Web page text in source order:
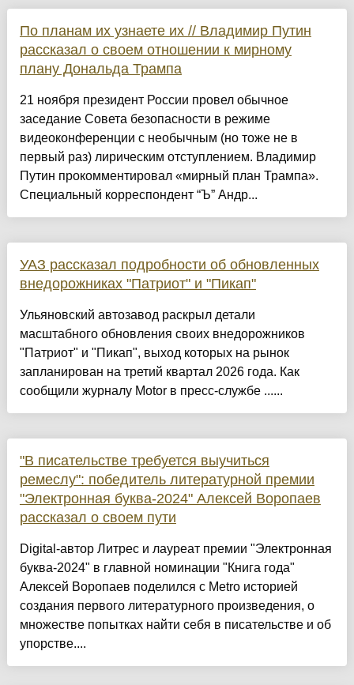
По планам их узнаете их // Владимир Путин
рассказал о своем отношении к мирному
плану Дональда Трампа
21 ноября президент России провел обычное
заседание Совета безопасности в режиме
видеоконференции с необычным (но тоже не в
первый раз) лирическим отступлением. Владимир
Путин прокомментировал «мирный план Трампа».
Специальный корреспондент “Ъ” Андр...
УАЗ рассказал подробности об обновленных
внедорожниках "Патриот" и "Пикап"
Ульяновский автозавод раскрыл детали
масштабного обновления своих внедорожников
"Патриот" и "Пикап", выход которых на рынок
запланирован на третий квартал 2026 года. Как
сообщили журналу Motor в пресс-службе ......
"В писательстве требуется выучиться
ремеслу": победитель литературной премии
"Электронная буква-2024" Алексей Воропаев
рассказал о своем пути
Digital-автор Литрес и лауреат премии "Электронная
буква-2024" в главной номинации "Книга года"
Алексей Воропаев поделился с Metro историей
создания первого литературного произведения, о
множестве попытках найти себя в писательстве и об
упорстве....